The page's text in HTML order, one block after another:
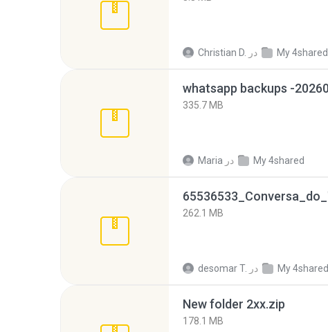
Christian D. در My 4shared
335.7 MB
Maria در My 4shared
262.1 MB
desomar T. در My 4shared
New folder 2xx.zip
178.1 MB